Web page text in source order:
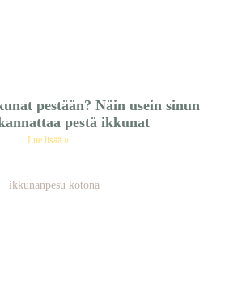
pestään? Näin usein sinun
pestä ikkunat
Lue lisää »